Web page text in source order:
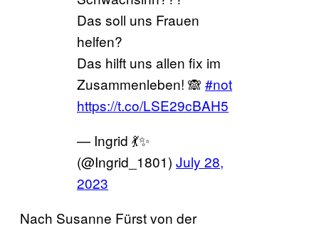
Das soll uns Frauen
helfen?
Das hilft uns allen fix im
Zusammenleben! 🙈 #not
https://t.co/LSE29cBAH5
— Ingrid 💃✨
(@Ingrid_1801) July 28,
2023
Nach Susanne Fürst von der